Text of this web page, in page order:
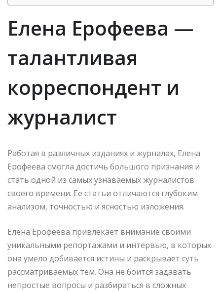
Елена Ерофеева —
талантливая
корреспондент и
журналист
Работая в различных изданиях и журналах, Елена
Ерофеева смогла достичь большого признания и
стать одной из самых узнаваемых журналистов
своего времени. Ее статьи отличаются глубоким
анализом, точностью и ясностью изложения.
Елена Ерофеева привлекает внимание своими
уникальными репортажами и интервью, в которых
она умело добивается истины и раскрывает суть
рассматриваемых тем. Она не боится задавать
непростые вопросы и разбираться в сложных